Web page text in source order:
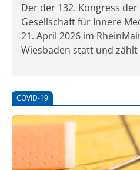
Der der 132. Kongress
Gesellschaft für Innere
21. April 2026 im
Wiesbaden statt und
übergeordneten
Paradigmenwechsels in
Kongress aktuelle Impulse
Versorgung und
Ziel, Innovationen in
die klinische Praxis zu
COVID-19